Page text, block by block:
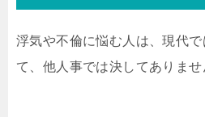
浮気や不倫に悩む人は、現代
て、他人事では決してありませ